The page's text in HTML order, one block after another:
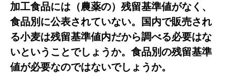
加工食品には（農薬の）残留基準値がなく、
食品別に公表されていない。国内で販売され
る小麦は残留基準値内だから調べる必要はな
いということでしょうか。食品別の残留基準
値が必要なのではないでしょうか。